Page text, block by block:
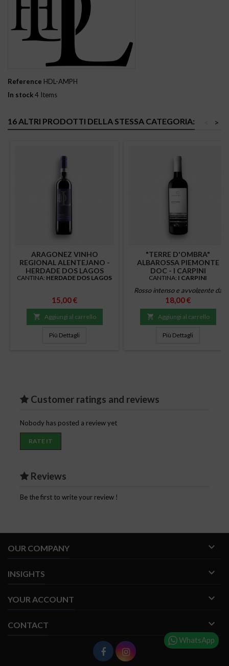
WhatsApp
Reference HDL-AMPH
In stock4 Items
16 ALTRI PRODOTTI DELLA STESSA CATEGORIA: >
ARAGONEZ VINHO
REGIONAL ALENTEJANO -
HERDADE DOS LAGOS
CANTINA: HERDADE DOS LAGOS
Prezzo
15,00 €
 Aggiungi al carrello
Più Dettagli
"TERRE D'OMBRA"
ALBAROSSA PIEMONTE
DOC - I CARPINI
CANTINA: I CARPINI
Rosso intenso e avvolgente da
uve Albarossa. Frutti rossi, mora,
spezie, cacao e cuoio. Caldo,
strutturato e persistente.
Perfetto con salumi, selvaggina,
legumi, carni in umido e cioccolato
Prezzo
18,00 €
 Aggiungi al carrello
Più Dettagli
Customer ratings and reviews
Nobody has posted a review yet
RATE IT
Reviews
Be the first to write your review !
OUR COMPANY 
INSIGHTS 
YOUR ACCOUNT 
CONTACT 